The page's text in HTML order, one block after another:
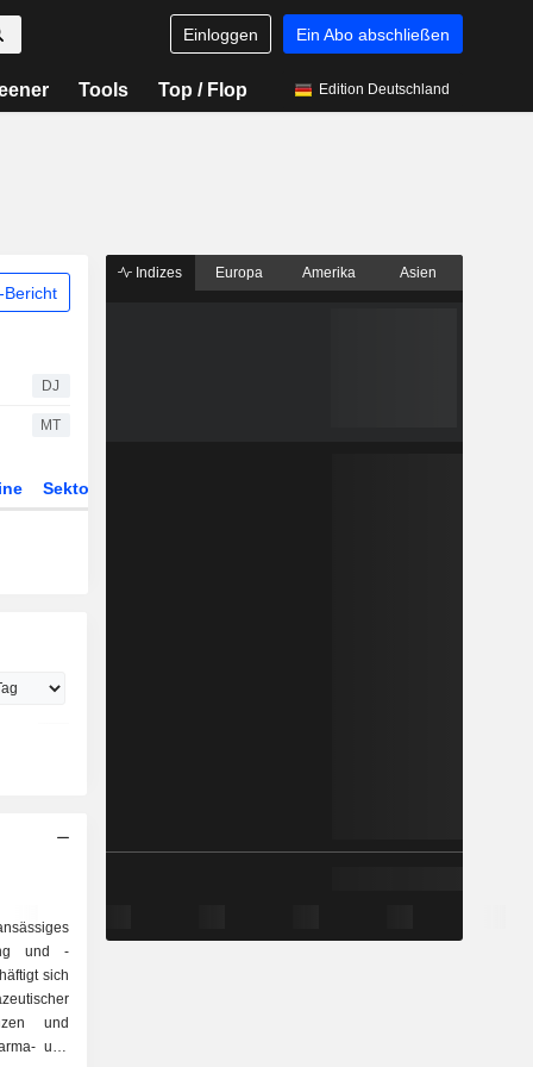
Einloggen Ein Abo abschließen
Tools Top / Flop Edition Deutschland
Bericht
DJ
MT
Sektor
und -
sich
und
und
Indizes Europa Amerika Asien